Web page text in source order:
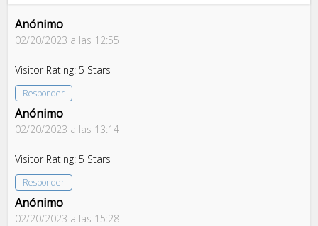
Anónimo
02/20/2023 a las 12:55
Visitor Rating: 5 Stars
Responder
Anónimo
02/20/2023 a las 13:14
Visitor Rating: 5 Stars
Responder
Anónimo
02/20/2023 a las 15:28